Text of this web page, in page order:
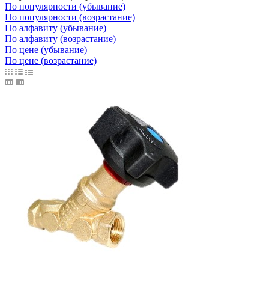
По популярности (убывание)
По популярности (возрастание)
По алфавиту (убывание)
По алфавиту (возрастание)
По цене (убывание)
По цене (возрастание)